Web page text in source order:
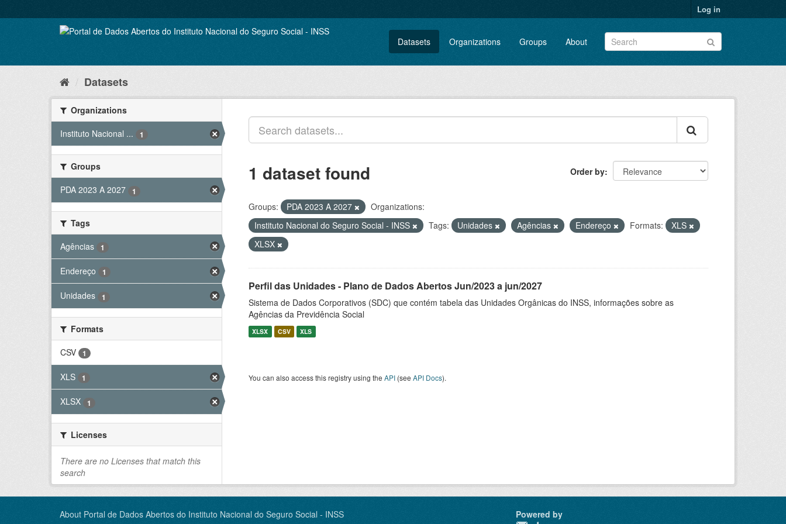
to
Log in
Datasets Organizations Groups About
Datasets
Organizations
Instituto Nacional ...
1
Groups
PDA 2023 A 2027
1
Tags
Agências
1
Endereço 1
Unidades 1
Formats
CSV
1
XLS 1
XLSX 1
Licenses
There are no Licenses that match this
search
Order by
1 dataset found
Groups: PDA 2023 A 2027
Organizations:
Instituto Nacional do Seguro Social - INSS
Tags: Unidades Agências Endereço Formats:
XLS
XLSX
Perfil das Unidades - Plano de Dados Abertos Jun/2023 a jun/2027
Sistema de Dados Corporativos (SDC) que contém tabela das Unidades Orgânicas do INSS, informações sobre as
Agências da Previdência Social
XLSX CSV XLS
You can also access this registry using the API (see API Docs).
About Portal de Dados Abertos do Instituto Nacional do Seguro Social - INSS
Powered by